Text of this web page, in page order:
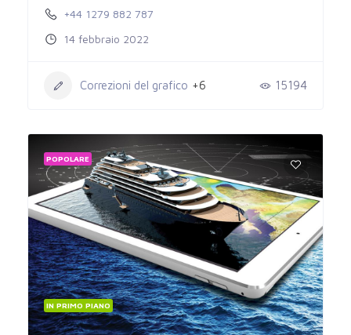
+44 1279 882 787
14 febbraio 2022
Correzioni del grafico +6 15194
POPOLARE
IN PRIMO PIANO